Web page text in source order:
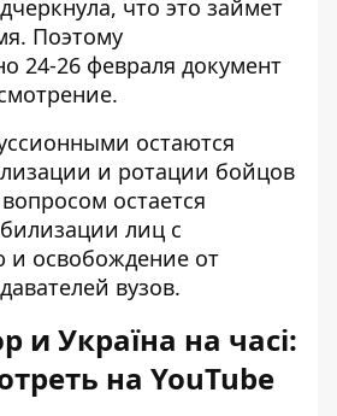
что это займет
Поэтому
24-26 февраля документ
остаются
и ротации бойцов
остается
лиц с
и освобождение от
вузов.
и Україна на часі:
на YouTube